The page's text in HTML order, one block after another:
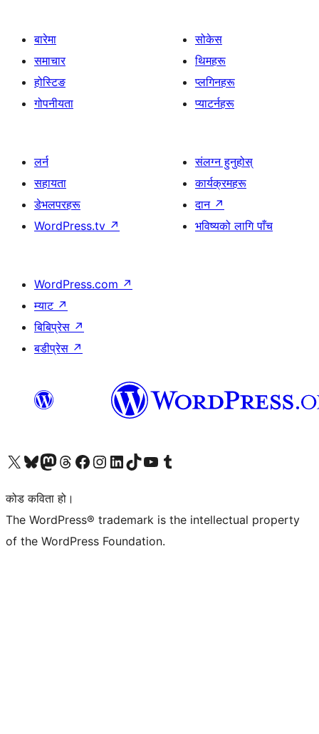
बारेमा
समाचार
होस्टिङ
गोपनीयता
सोकेस
थिमहरू
प्लगिनहरू
प्याटर्नहरू
लर्न
सहायता
डेभलपरहरू
WordPress.tv ↗
संलग्न हुनुहोस्
कार्यक्रमहरू
दान ↗
भविष्यको लागि पाँच
WordPress.com ↗
म्याट ↗
बिबिप्रेस ↗
बडीप्रेस ↗
हाम्रो X (पहिले ट्विटर) खातामा जानुहोस्
हाम्रो Bluesky खाता भ्रमण गर्नुहोस्
हाम्रो म्यास्टोडन खाता भ्रमण गर्नुहोस्
हाम्रो थ्रेड्स खातामा जानुहोस्
हाम्रो फेसबुक पेजमा जानुहोस्
हाम्रो इन्स्टाग्राम खातामा जानुहोस्
हाम्रो लिङ्क्डइन खातामा जानुहोस्
हाम्रो TikTok खाता भ्रमण गर्नुहोस्
हाम्रो युट्युब च्यानलमा जानुहोस्
हाम्रो टम्बलर खाता भ्रमण गर्नुहोस्
कोड कविता हो।
The WordPress® trademark is the intellectual property
of the WordPress Foundation.